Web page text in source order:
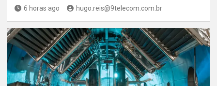
6 horas ago hugo.reis@9telecom.com.br